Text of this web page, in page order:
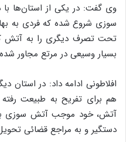
وی گفت: در یکی از استان‌ها
سوزی شروع شده که فردی به
تحت تصرف دیگری را به
بسیار وسیعی در مرتع مجاور
افلاطونی ادامه داد: در استان
هم برای تفریح به طبیعت
آتش، خود موجب آتش سوزی
دستگیر و به مراجع قضائی